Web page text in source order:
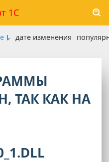
1С
дате изменения
ТАК КАК НА